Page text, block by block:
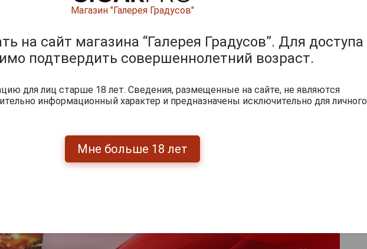
Магазин "Галерея Градусов"
на сайт магазина “Галерея Градусов”. Для доступа
подтвердить совершеннолетний возраст.
для лиц старше 18 лет. Сведения, размещенные на сайте, не являются
информационный характер и предназначены исключительно для личного
Мне больше 18 лет